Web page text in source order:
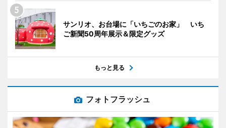
サンリオ、お台場に「いちごのお家」 いち
ご新聞50周年展示＆限定グッズ
もっと見る
フォトフラッシュ